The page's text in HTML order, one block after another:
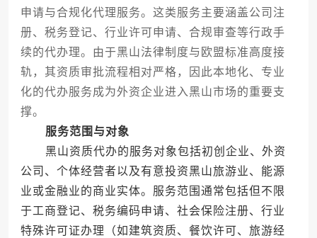
申请与合规化代理服务。这类服务主要涵盖公司注
册、税务登记、行业许可申请、合规审查等行政手
续的代办理。由于黑山法律制度与欧盟标准高度接
轨，其资质审批流程相对严格，因此本地化、专业
化的代办服务成为外资企业进入黑山市场的重要支
撑。
服务范围与对象
黑山资质代办的服务对象包括初创企业、外资
公司、个体经营者以及有意投资黑山旅游业、能源
业或金融业的商业实体。服务范围通常包括但不限
于工商登记、税务编码申请、社会保险注册、行业
特殊许可证办理（如建筑资质、餐饮许可、旅游经